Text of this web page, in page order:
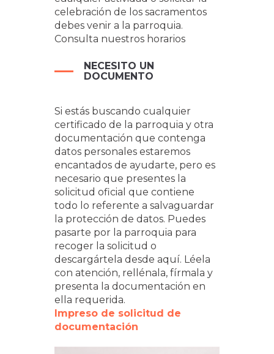
celebración de los sacramentos
debes venir a la parroquia.
Consulta nuestros horarios
NECESITO UN
DOCUMENTO
Si estás buscando cualquier
certificado de la parroquia y otra
documentación que contenga
datos personales estaremos
encantados de ayudarte, pero es
necesario que presentes la
solicitud oficial que contiene
todo lo referente a salvaguardar
la protección de datos. Puedes
pasarte por la parroquia para
recoger la solicitud o
descargártela desde aquí. Léela
con atención, rellénala, fírmala y
presenta la documentación en
ella requerida.
Impreso de solicitud de
documentación